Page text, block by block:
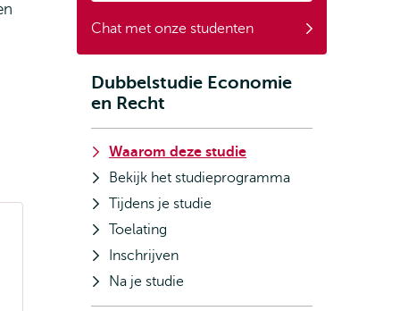
Chat met onze studenten
Subnavigatie
Dubbelstudie Economie
en Recht
Waarom deze studie
Bekijk het studieprogramma
Tijdens je studie
Toelating
Inschrijven
Na je studie